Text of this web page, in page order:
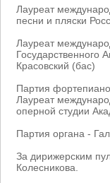
Лауреат
песни и пляски
Лауреат
Государственного
Красовский (бас)
Партия
Лауреат
оперной студии
Партия органа -
За дирижерским
Колесникова.